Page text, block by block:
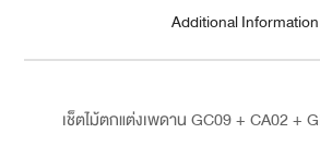
Additional Information
เช็ตไม้ตกแต่งเพดาน GC09 + CA02 +